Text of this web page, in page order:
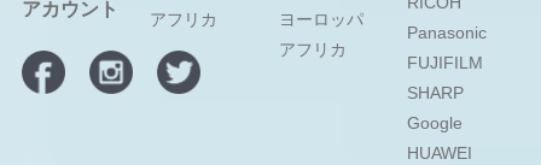
アカウント
アフリカ
ヨーロッパ
アフリカ
Panasonic
FUJIFILM
SHARP
Google
HUAWEI